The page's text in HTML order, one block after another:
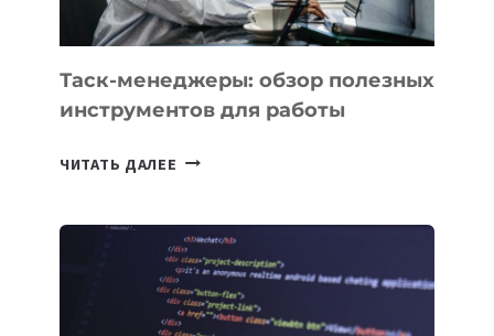
ПОРУЧИТЬ
УЖЕ
Таск-менеджеры: обзор полезных
инструментов для работы
ЧИТАТЬ ДАЛЕЕ ТАСК-
ПОЛЕЗНЫХ
ИНСТРУМЕНТОВ
ДЛЯ
РАБОТЫ